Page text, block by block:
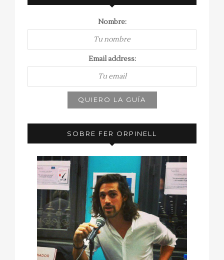
Nombre:
Email address:
SOBRE FER ORPINELL